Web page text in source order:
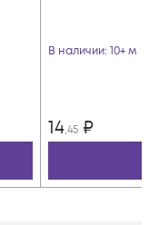
В наличии: 10+ м
14,45 ₽